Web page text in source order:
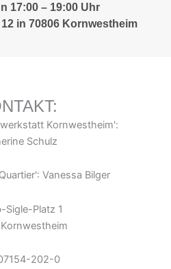
17:00 – 19:00 Uhr
in 70806 Kornwestheim
Kornwestheim':
Schulz
Vanessa Bilger
Sigle-Platz 1
202-0